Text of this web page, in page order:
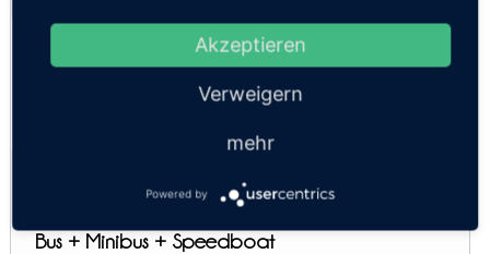
Bus + Minibus + Sleeper Boat
11:00, 13:40
Kosten:EUR 47.89 Dauer:
Bus + Minibus + Speedboat
Akzeptieren
Verweigern
mehr
Powered by